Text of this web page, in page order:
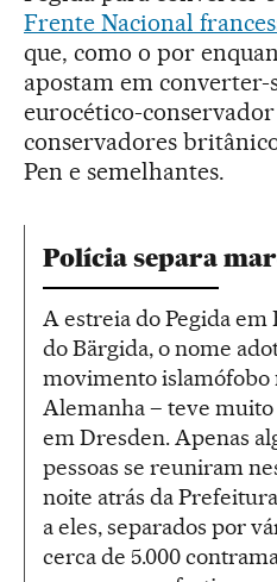
Frente Nacional
que, como o por
apostam em
eurocético-
conservadores
Pen e semelhantes.
Polícia separa
A estreia do Pegida
do Bärgida, o nome
movimento islamófobo
Alemanha – teve muito
em Dresden. Apenas
pessoas se reuniram
noite atrás da
a eles, separados por
cerca de 5.000